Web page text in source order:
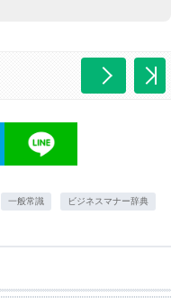
一般常識 ビジネスマナー辞典